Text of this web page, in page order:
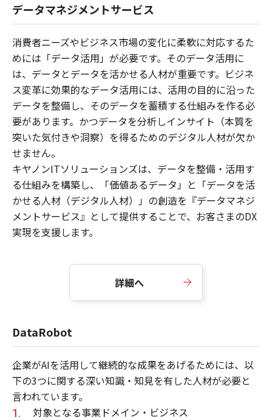
データマネジメントサービス
消費者ニーズやビジネス市場の変化に柔軟に対応するた
めには「データ活用」が必要です。そのデータ活用に
は、データとデータを活かせる人材が重要です。ビジネ
ス変革に効果的なデータ活用には、活用の目的に沿った
データを整備し、そのデータを蓄積する仕組みを作る必
要があります。かつデータを分析しインサイト（本質を
突いた気付きや洞察）を得るためのデジタル人材が欠か
せません。
キヤノンITソリューションズは、データを整備・活用す
る仕組みを構築し、「価値あるデータ」と「データを活
かせる人材（デジタル人材）」の創造を『データマネジ
メントサービス』として提供することで、お客さまのDX
実現を支援します。
詳細へ
DataRobot
企業がAIを活用して継続的な成果をあげるためには、以
下の3つに関する深い知識・知見を有した人材が必要と
言われています。
対象となる事業ドメイン・ビジネス